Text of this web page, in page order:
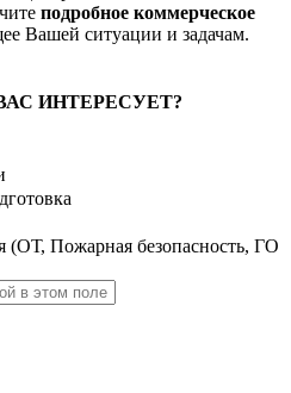
подробное коммерческое
Вашей ситуации и задачам.
ИНТЕРЕСУЕТ?
(ОТ, Пожарная безопасность, ГО